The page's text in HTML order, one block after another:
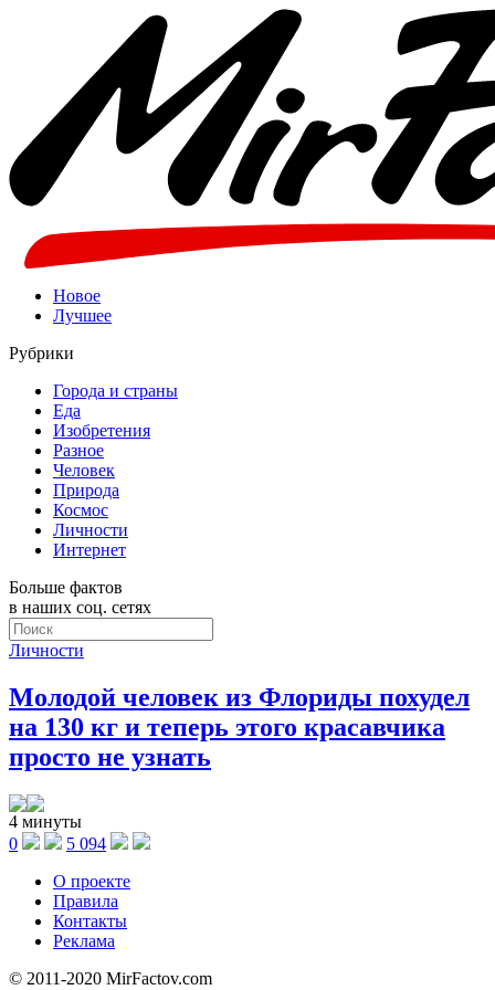
Новое
Лучшее
Рубрики
Города и страны
Еда
Изобретения
Разное
Человек
Природа
Космос
Личности
Интернет
Больше фактов
в наших соц. сетях
Личности
Молодой человек из Флориды похудел
на 130 кг и теперь этого красавчика
просто не узнать
4 минуты
0
5 094
О проекте
Правила
Контакты
Реклама
© 2011-2020 MirFactov.com